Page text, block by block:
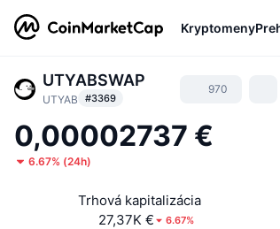
Kryptomeny
UTYABSWAP
UTYAB #3369
970
0,00002737 €
6.67% (24h)
Trhová kapitalizácia
27,37K €
6.67%